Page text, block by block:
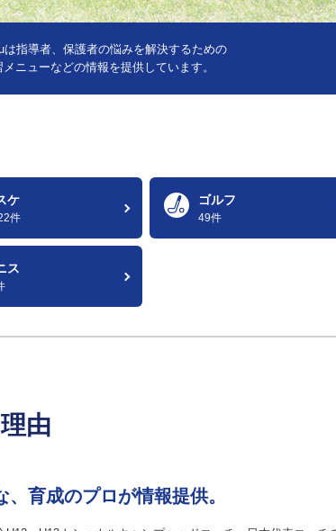
は指導者、保護者の悩みを解決するための
メニューなどの情報を提供しています。
ケ
件
ゴルフ
49件
ス
由
育成のプロが情報提供。